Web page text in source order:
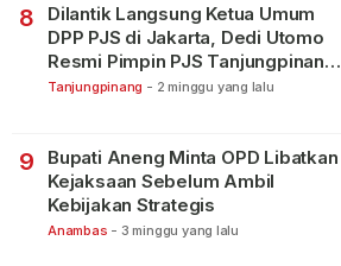
8
Dilantik Langsung Ketua Umum
DPP PJS di Jakarta, Dedi Utomo
Resmi Pimpin PJS Tanjungpinang-
Bintan
Tanjungpinang - 2 minggu yang lalu
9
Bupati Aneng Minta OPD Libatkan
Kejaksaan Sebelum Ambil
Kebijakan Strategis
Anambas - 3 minggu yang lalu